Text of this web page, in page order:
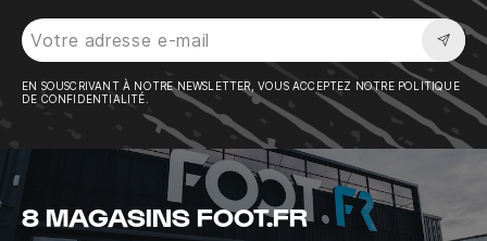
EN SOUSCRIVANT À NOTRE NEWSLETTER, VOUS ACCEPTEZ NOTRE POLITIQUE
DE CONFIDENTIALITÉ.
8 MAGASINS FOOT.FR